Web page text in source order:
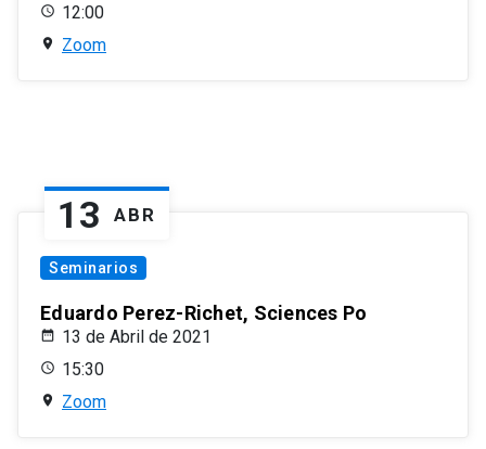
12:00
Zoom
13 ABR
Seminarios
Eduardo Perez-Richet, Sciences Po
13 de Abril de 2021
15:30
Zoom